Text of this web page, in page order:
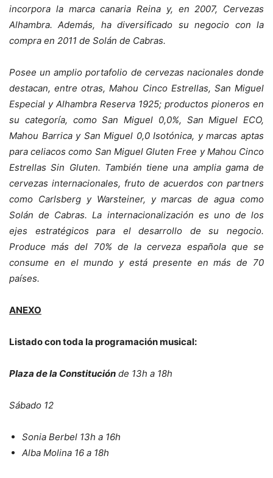
incorpora la marca canaria Reina y, en 2007, Cervezas
Alhambra. Además, ha diversificado su negocio con la
compra en 2011 de Solán de Cabras.
Posee un amplio portafolio de cervezas nacionales donde
destacan, entre otras, Mahou Cinco Estrellas, San Miguel
Especial y Alhambra Reserva 1925; productos pioneros en
su categoría, como San Miguel 0,0%, San Miguel ECO,
Mahou Barrica y San Miguel 0,0 Isotónica, y marcas aptas
para celiacos como San Miguel Gluten Free y Mahou Cinco
Estrellas Sin Gluten. También tiene una amplia gama de
cervezas internacionales, fruto de acuerdos con partners
como Carlsberg y Warsteiner, y marcas de agua como
Solán de Cabras. La internacionalización es uno de los
ejes estratégicos para el desarrollo de su negocio.
Produce más del 70% de la cerveza española que se
consume en el mundo y está presente en más de 70
países.
ANEXO
Listado con toda la programación musical:
Plaza de la Constitución de 13h a 18h
Sábado 12
Sonia Berbel 13h a 16h
Alba Molina 16 a 18h